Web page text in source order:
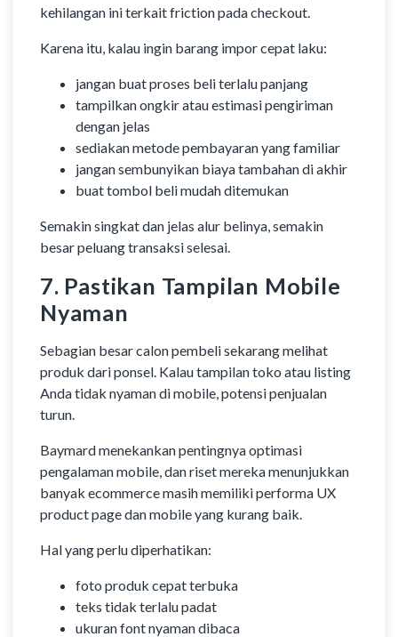
kehilangan ini terkait friction pada checkout.
Karena itu, kalau ingin barang impor cepat laku:
jangan buat proses beli terlalu panjang
tampilkan ongkir atau estimasi pengiriman
dengan jelas
sediakan metode pembayaran yang familiar
jangan sembunyikan biaya tambahan di akhir
buat tombol beli mudah ditemukan
Semakin singkat dan jelas alur belinya, semakin
besar peluang transaksi selesai.
7. Pastikan Tampilan Mobile
Nyaman
Sebagian besar calon pembeli sekarang melihat
produk dari ponsel. Kalau tampilan toko atau listing
Anda tidak nyaman di mobile, potensi penjualan
turun.
Baymard menekankan pentingnya optimasi
pengalaman mobile, dan riset mereka menunjukkan
banyak ecommerce masih memiliki performa UX
product page dan mobile yang kurang baik.
Hal yang perlu diperhatikan:
foto produk cepat terbuka
teks tidak terlalu padat
ukuran font nyaman dibaca